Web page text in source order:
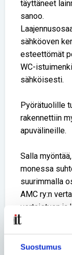
Suostumus
täyttäneet
sanoo.
sähköoven
esteettömät
WC-
sähköisesti.
Pyörätuolille
rakennettiin
apuvälineille.
Salla
monessa
suurimmalla
AMC ry:n
vertaistuen ja
myös kodin
hyviä